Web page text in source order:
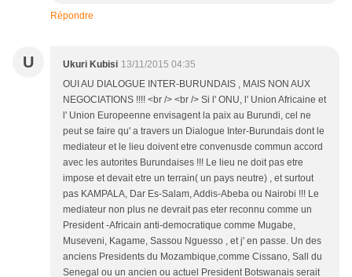
Répondre
U Ukuri Kubisi 13/11/2015 04:35
OUI AU DIALOGUE INTER-BURUNDAIS , MAIS NON AUX
NEGOCIATIONS !!!! <br /> <br /> Si l' ONU, l' Union Africaine et
l' Union Europeenne envisagent la paix au Burundi, cel ne
peut se faire qu' a travers un Dialogue Inter-Burundais dont le
mediateur et le lieu doivent etre convenusde commun accord
avec les autorites Burundaises !!! Le lieu ne doit pas etre
impose et devait etre un terrain( un pays neutre) , et surtout
pas KAMPALA, Dar Es-Salam, Addis-Abeba ou Nairobi !!! Le
mediateur non plus ne devrait pas eter reconnu comme un
President -Africain anti-democratique comme Mugabe,
Museveni, Kagame, Sassou Nguesso , et j' en passe. Un des
anciens Presidents du Mozambique,comme Cissano, Sall du
Senegal ou un ancien ou actuel President Botswanais serait